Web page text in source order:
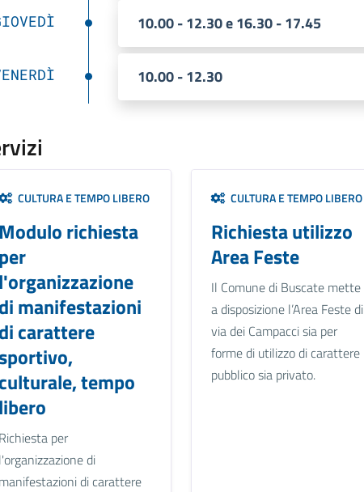
10.00 - 12.30 e 16.30 - 17.45
10.00 - 12.30
CULTURA E TEMPO LIBERO
Modulo richiesta
per
l'organizzazione
di manifestazioni
di carattere
culturale, tempo
libero
Richiesta per
l'organizzazione di
manifestazioni di carattere
CULTURA E TEMPO LIBERO
Richiesta utilizzo
Area Feste
Il Comune di Buscate mette
a disposizione l’Area Feste di
via dei Campacci sia per
forme di utilizzo di carattere
pubblico sia privato.